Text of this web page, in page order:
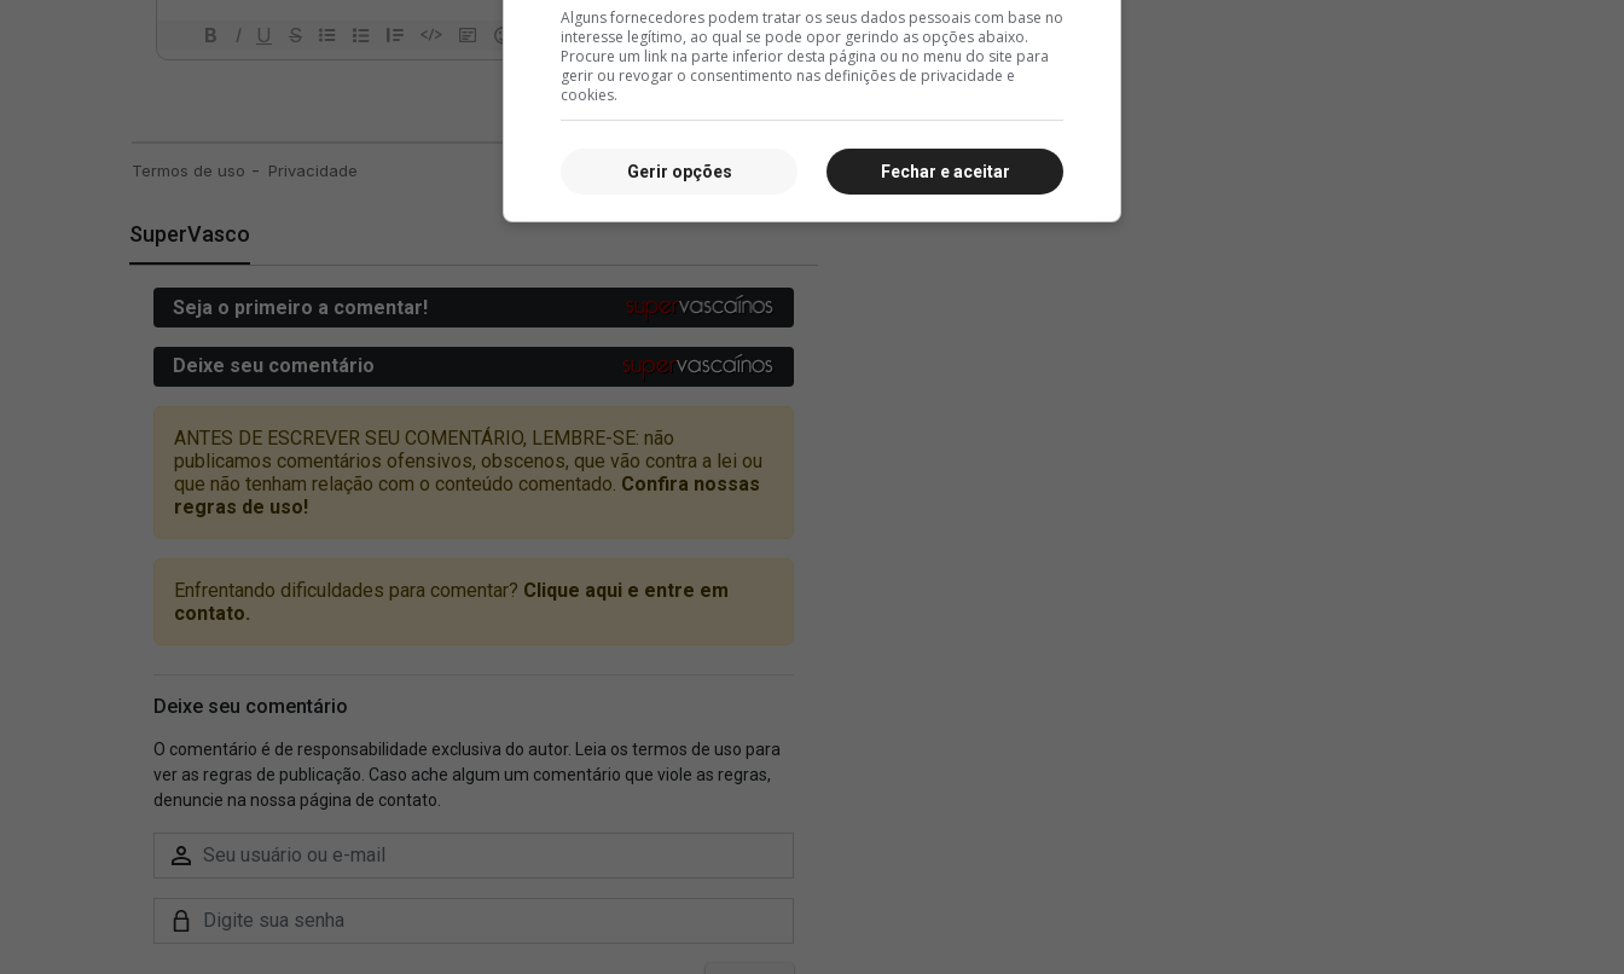
SuperVasco
Alguns fornecedores podem tratar os seus dados pessoais com base no
interesse legítimo, ao qual se pode opor gerindo as opções abaixo.
Procure um link na parte inferior desta página ou no menu do site para
gerir ou revogar o consentimento nas definições de privacidade e
cookies.
Fechar e aceitar
Gerir opções